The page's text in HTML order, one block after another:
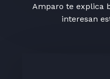
Amparo te explica
interesan